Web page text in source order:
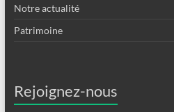
Notre actualité
Patrimoine
Rejoignez-nous